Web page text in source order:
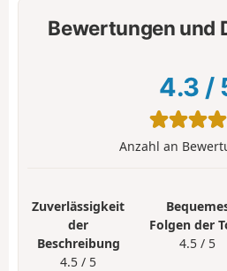
Bewertungen und
4.3 /
Anzahl an
Zuverlässigkeit
der
Beschreibung
4.5 / 5
Folgen der
4.5 / 5